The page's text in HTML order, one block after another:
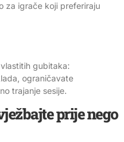
za igrače koji preferiraju
gubitaka:
ograničavate
trajanje sesije.
prije nego